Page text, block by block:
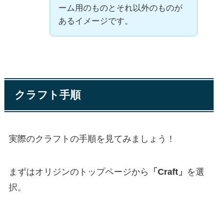
ーム用のものとそれ以外のものが
あるイメージです。
クラフト手順
実際のクラフトの手順を見てみましょう！
まずはオリジンのトップページから 「Craft」 を選
択。